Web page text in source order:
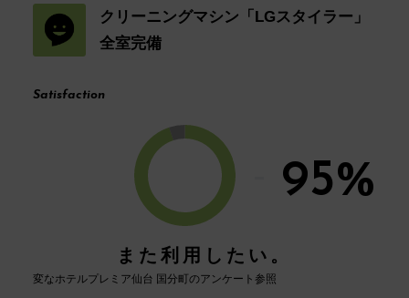
クリーニングマシン「LGスタイラー」
全室完備
Satisfaction
95%
また利用したい。
変なホテルプレミア仙台 国分町のアンケート参照